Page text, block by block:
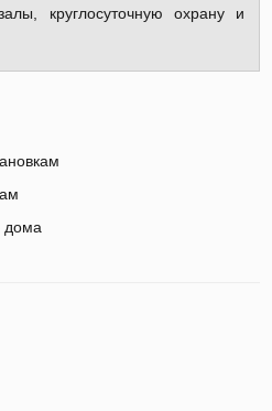
круглосуточную охрану и
дома